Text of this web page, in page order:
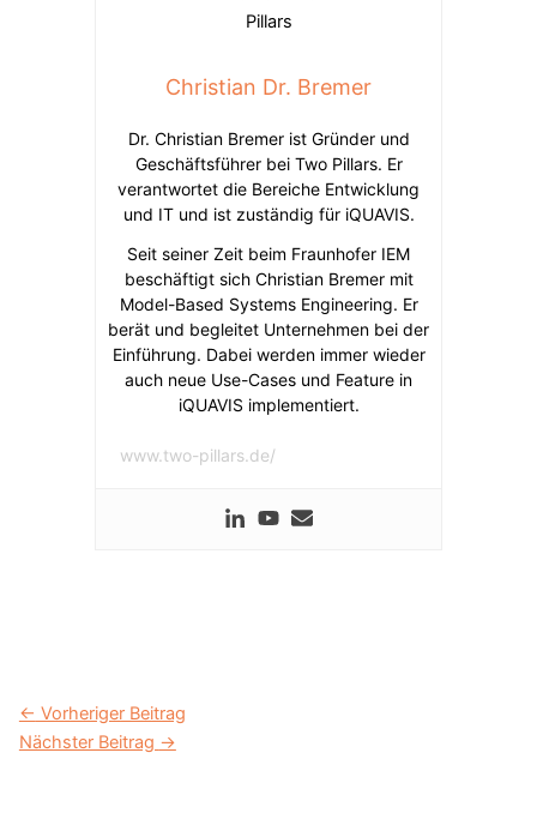
Christian Dr. Bremer
Dr. Christian Bremer ist Gründer und
Geschäftsführer bei Two Pillars. Er
verantwortet die Bereiche Entwicklung
und IT und ist zuständig für iQUAVIS.
Seit seiner Zeit beim Fraunhofer IEM
beschäftigt sich Christian Bremer mit
Model-Based Systems Engineering. Er
berät und begleitet Unternehmen bei der
Einführung. Dabei werden immer wieder
auch neue Use-Cases und Feature in
iQUAVIS implementiert.
www.two-pillars.de/
← Vorheriger Beitrag
Nächster Beitrag →